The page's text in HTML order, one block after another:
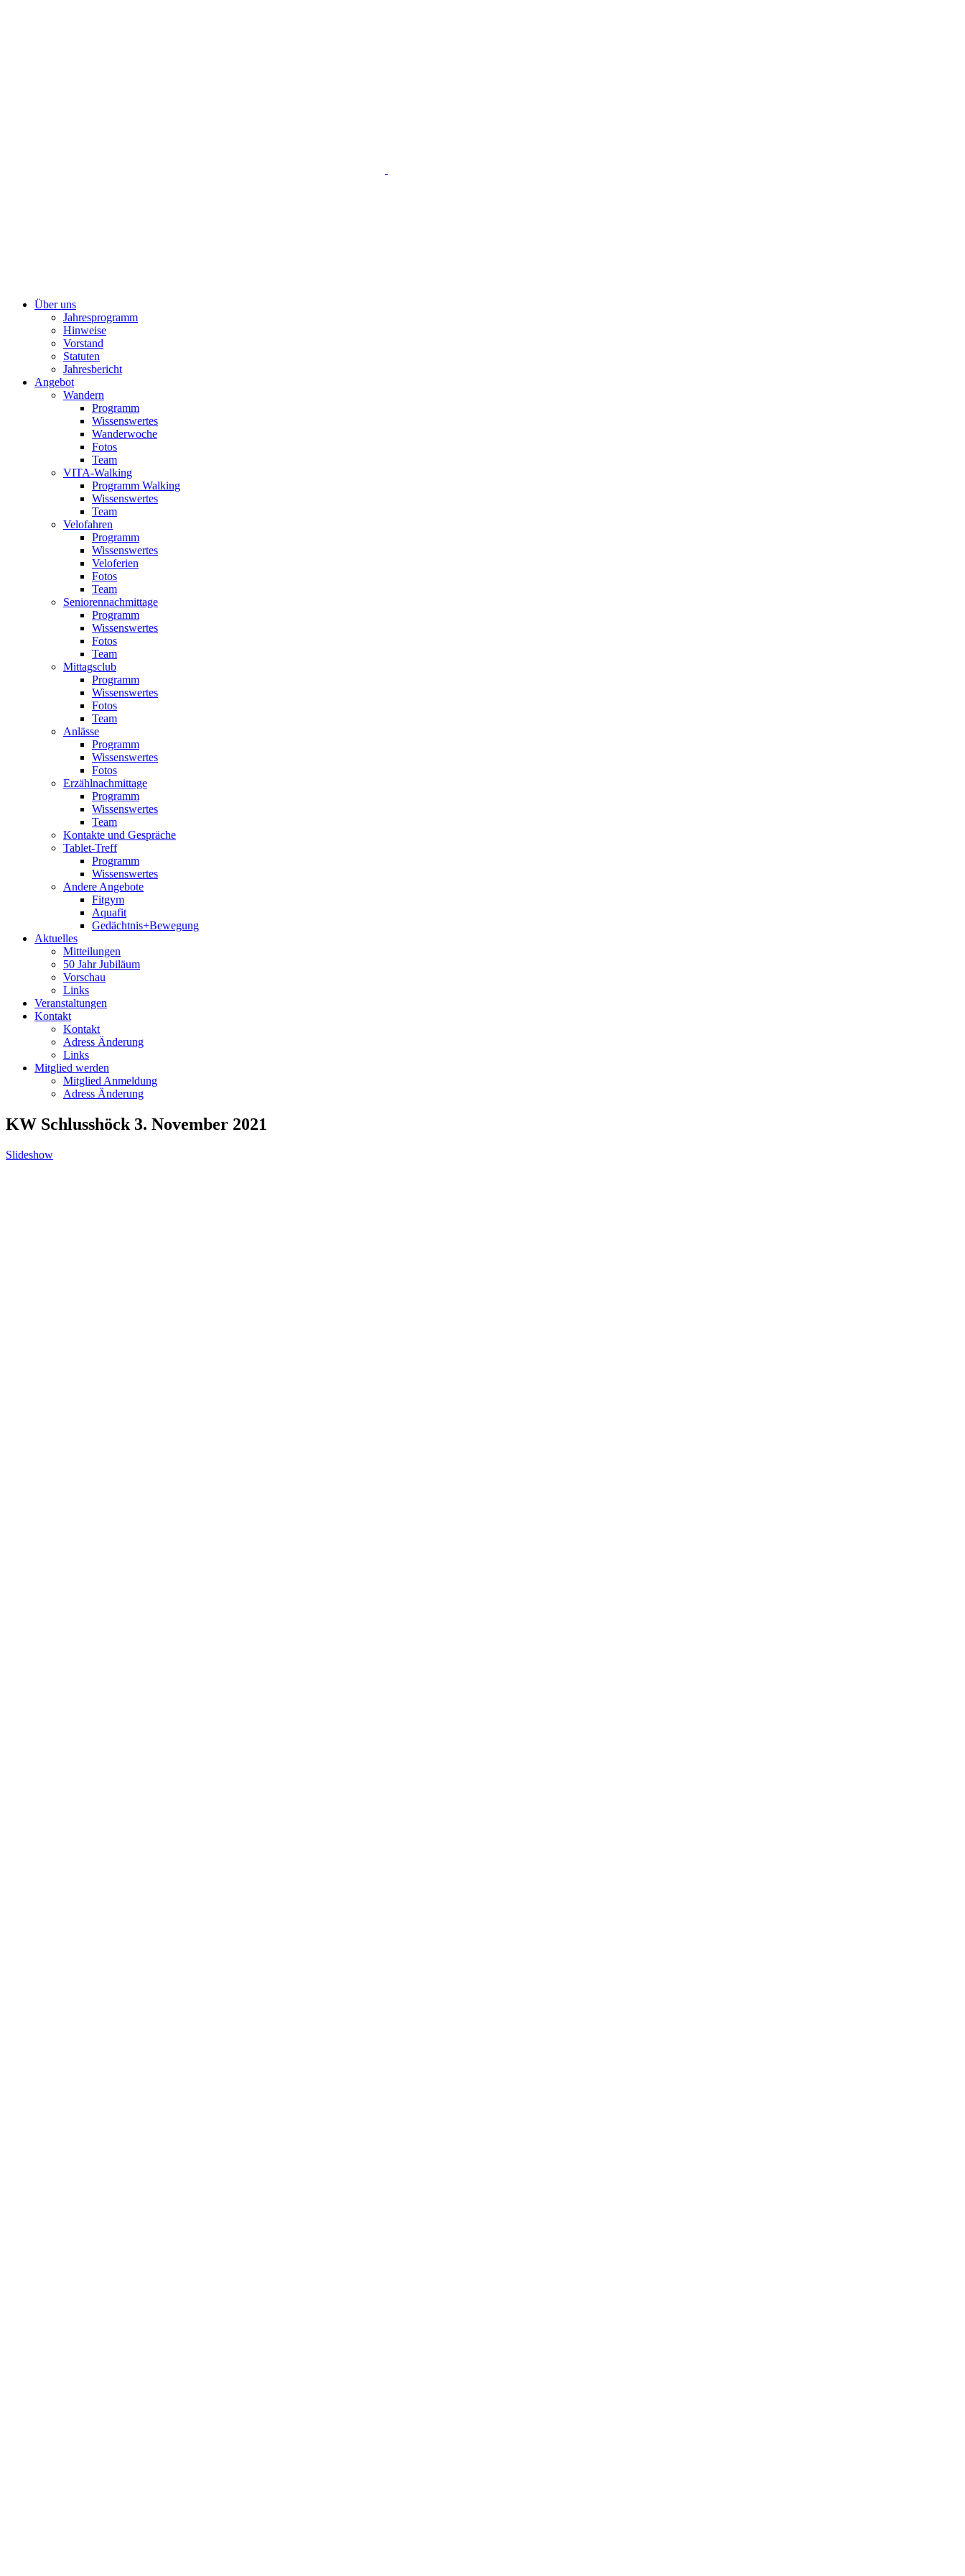
Über uns
Jahresprogramm
Hinweise
Vorstand
Statuten
Jahresbericht
Angebot
Wandern
Programm
Wissenswertes
Wanderwoche
Fotos
Team
VITA-Walking
Programm Walking
Wissenswertes
Team
Velofahren
Programm
Wissenswertes
Veloferien
Fotos
Team
Seniorennachmittage
Programm
Wissenswertes
Fotos
Team
Mittagsclub
Programm
Wissenswertes
Fotos
Team
Anlässe
Programm
Wissenswertes
Fotos
Erzählnachmittage
Programm
Wissenswertes
Team
Kontakte und Gespräche
Tablet-Treff
Programm
Wissenswertes
Andere Angebote
Fitgym
Aquafit
Gedächtnis+Bewegung
Aktuelles
Mitteilungen
50 Jahr Jubiläum
Vorschau
Links
Veranstaltungen
Kontakt
Kontakt
Adress Änderung
Links
Mitglied werden
Mitglied Anmeldung
Adress Änderung
KW Schlusshöck 3. November 2021
Slideshow